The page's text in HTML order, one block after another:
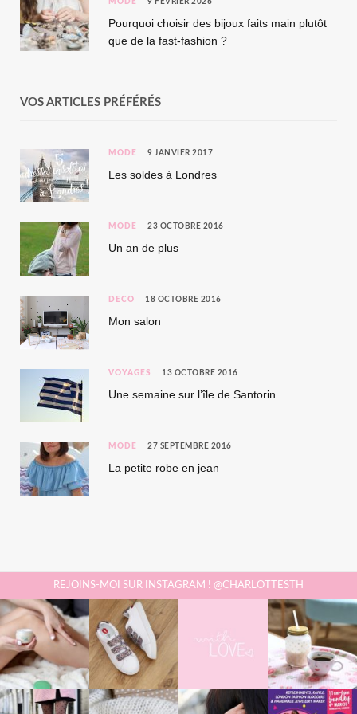
MODE 9 FÉVRIER 2026
Pourquoi choisir des bijoux faits main plutôt
que de la fast-fashion ?
VOS ARTICLES PRÉFÉRÉS
MODE 9 JANVIER 2017
Les soldes à Londres
MODE 23 OCTOBRE 2016
Un an de plus
DÉCO 18 OCTOBRE 2016
Mon salon
VOYAGES 13 OCTOBRE 2016
Une semaine sur l’île de Santorin
MODE 27 SEPTEMBRE 2016
La petite robe en jean
REJOINS-MOI SUR INSTAGRAM ! @CHARLOTTESTH